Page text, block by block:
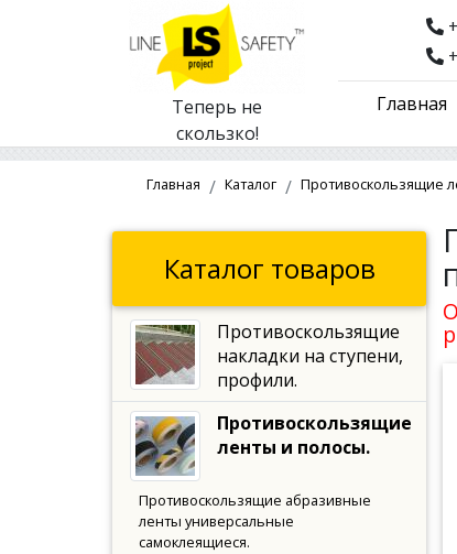
Теперь не
скользко!
Главная
Главная Каталог Противоскользящие
Каталог товаров
Противоскользящие
накладки на ступени,
профили.
Противоскользящие
ленты и полосы.
Противоскользящие абразивные
ленты универсальные
самоклеящиеся.